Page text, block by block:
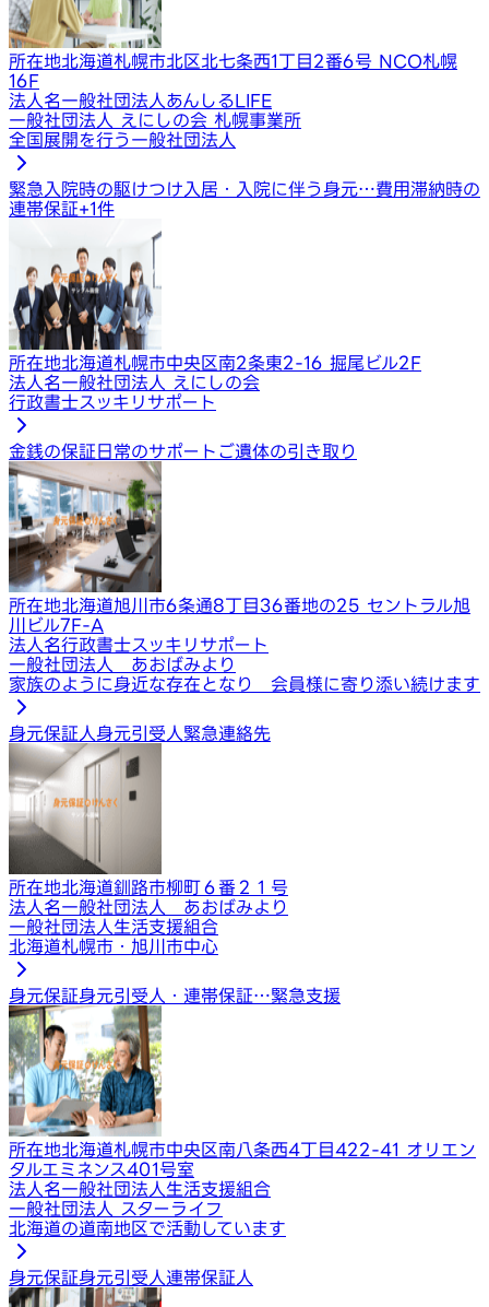
所在地北海道札幌市北区北七条西1丁目2番6号 NCO札幌
16F
法人名一般社団法人あんしるLIFE
一般社団法人 えにしの会 札幌事業所
全国展開を行う一般社団法人
緊急入院時の駆けつけ 入居・入院に伴う身元…費用滞納時の
連帯保証+1件
所在地北海道札幌市中央区南2条東2-16 掘尾ビル2F
法人名一般社団法人 えにしの会
行政書士スッキリサポート
金銭の保証日常のサポート ご遺体の引き取り
所在地北海道旭川市6条通8丁目36番地の25 セントラル旭
川ビル7F-A
法人名行政書士スッキリサポート
一般社団法人 あおばみより
家族のように身近な存在となり 会員様に寄り添い続けます
身元保証人身元引受人緊急連絡先
所在地北海道釧路市柳町６番２１号
法人名一般社団法人 あおばみより
一般社団法人生活支援組合
北海道札幌市・旭川市中心
身元保証身元引受人・連帯保証…緊急支援
所在地北海道札幌市中央区南八条西4丁目422-41 オリエン
タルエミネンス401号室
法人名一般社団法人生活支援組合
一般社団法人 スターライフ
北海道の道南地区で活動しています
身元保証身元引受人連帯保証人